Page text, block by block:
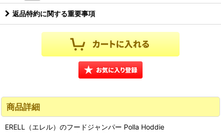
返品特約に関する重要事項
商品詳細
ERELL（エレル）のフードジャンパー Polla Hoddie